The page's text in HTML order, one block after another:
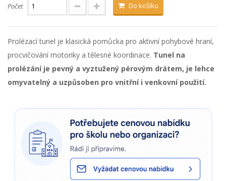
Počet Do košíku
Prolézací tunel je klasická pomůcka pro aktivní pohybové hraní,
procvičování motoriky a tělesné koordinace. Tunel na
prolézání je pevný a vyztužený pérovým drátem, je lehce
omyvatelný a uzpůsoben pro vnitřní i venkovní použití.